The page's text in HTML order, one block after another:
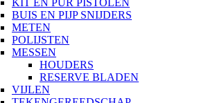
KIT EN PUR PISTOLEN
BUIS EN PIJP SNIJDERS
METEN
POLIJSTEN
MESSEN
HOUDERS
RESERVE BLADEN
VIJLEN